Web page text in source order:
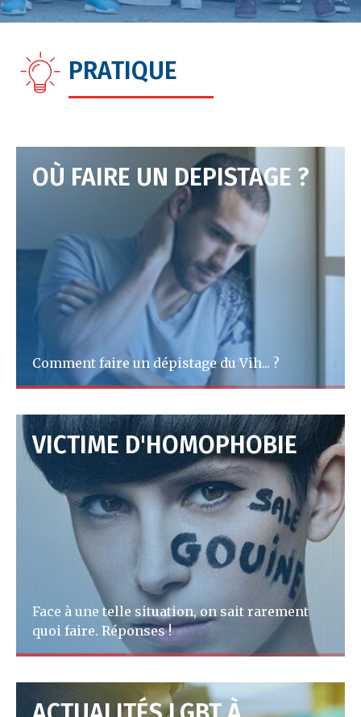
PRATIQUE
OÙ FAIRE UN DEPISTAGE ?
Comment faire un dépistage du Vih... ?
A lire
VICTIME D'HOMOPHOBIE
Face à une telle situation, on sait rarement
quoi faire. Réponses !